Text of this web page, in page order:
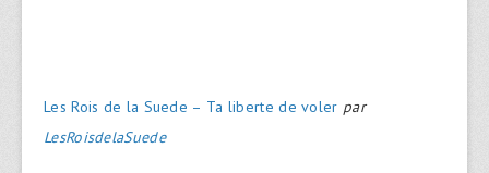
Les Rois de la Suede – Ta liberte de voler par
LesRoisdelaSuede